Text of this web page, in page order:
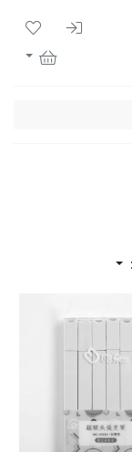
ورود به
لیست
سبد خرید